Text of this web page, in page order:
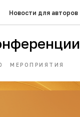
Новости для авторов
МЕРОПРИЯТИЯ